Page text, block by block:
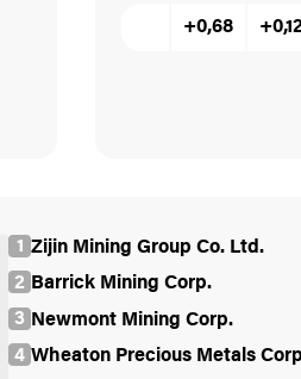
+0,68
1 Zijin Mining Group Co. Ltd.
2 Barrick Mining Corp.
3 Newmont Mining Corp.
4 Wheaton Precious Metals